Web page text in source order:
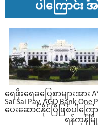
ပါကြောင်
ရေဖိုးရေခပြေစာများအား
Sai Sai Pay, AGD Bank
ပေးဆောင်နိုင်ပြီဖြစ်ပါက
ရန်ကုန်မ